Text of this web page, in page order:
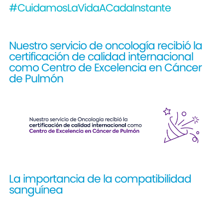
#CuidamosLaVidaACadaInstante
Nuestro servicio de oncología recibió la
certificación de calidad internacional
como Centro de Excelencia en Cáncer
de Pulmón
La importancia de la compatibilidad
sanguínea